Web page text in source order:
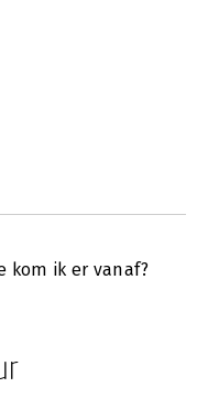
kom ik er vanaf?